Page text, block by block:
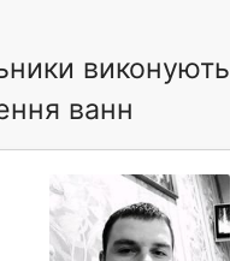
виконують
ванн